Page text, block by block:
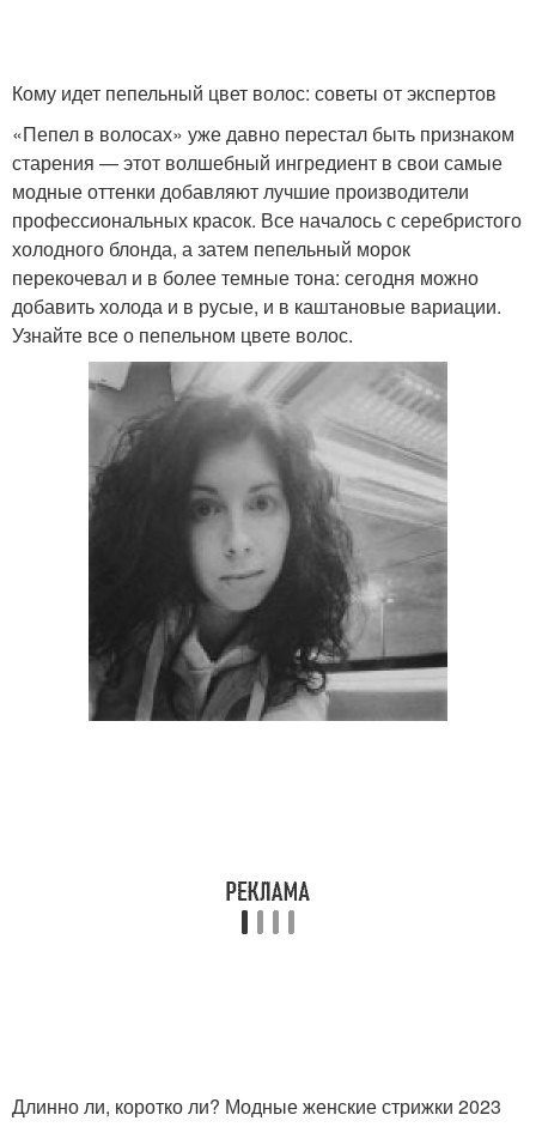
Кому идет пепельный цвет волос: советы от экспертов
«Пепел в волосах» уже давно перестал быть признаком
старения — этот волшебный ингредиент в свои самые
модные оттенки добавляют лучшие производители
профессиональных красок. Все началось с серебристого
холодного блонда, а затем пепельный морок
перекочевал и в более темные тона: сегодня можно
добавить холода и в русые, и в каштановые вариации.
Узнайте все о пепельном цвете волос.
Длинно ли, коротко ли? Модные женские стрижки 2023